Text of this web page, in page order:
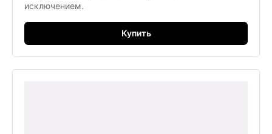
исключением.
Купить